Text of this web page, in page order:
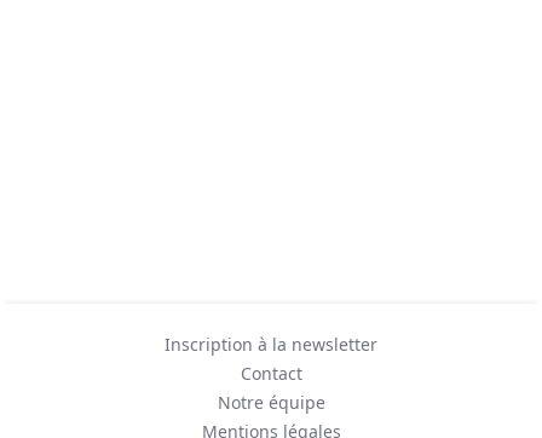
Inscription à la newsletter
Contact
Notre équipe
Mentions légales